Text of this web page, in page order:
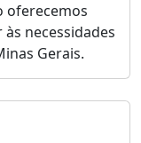
oferecemos
necessidades
Gerais.